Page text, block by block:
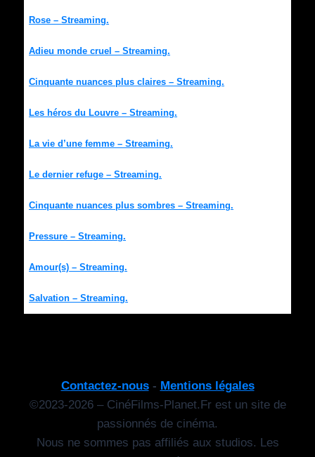
Rose – Streaming.
Adieu monde cruel – Streaming.
Cinquante nuances plus claires – Streaming.
Les héros du Louvre – Streaming.
La vie d’une femme – Streaming.
Le dernier refuge – Streaming.
Cinquante nuances plus sombres – Streaming.
Pressure – Streaming.
Amour(s) – Streaming.
Salvation – Streaming.
Contactez-nous- Mentions légales
©2023-2026 – CinéFilms-Planet.Fr est un site de
passionnés de cinéma.
Nous ne sommes pas affiliés aux studios. Les